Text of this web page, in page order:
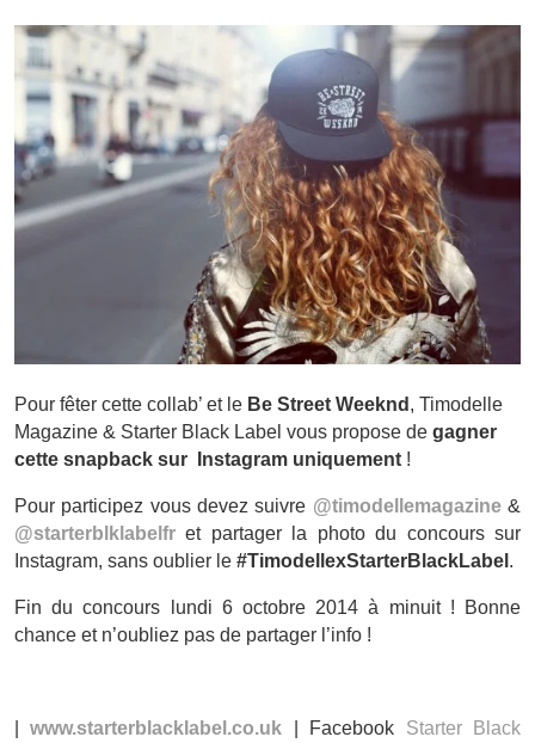
Pour fêter cette collab’ et le Be Street Weeknd , Timodelle
Magazine & Starter Black Label vous propose de gagner
cette snapback sur Instagram uniquement !
Pour participez vous devez suivre @timodellemagazine&
@starterblklabelfr et partager la photo du concours sur
Instagram, sans oublier le #TimodellexStarterBlackLabel .
Fin du concours lundi 6 octobre 2014 à minuit ! Bonne
chance et n’oubliez pas de partager l’info !
|www.starterblacklabel.co.uk | Facebook Starter Black